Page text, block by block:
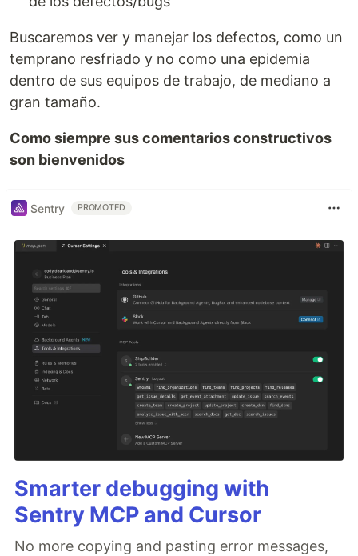
Buscaremos ver y manejar los defectos, como un
temprano resfriado y no como una epidemia
dentro de sus equipos de trabajo, de mediano a
gran tamaño.
Como siempre sus comentarios constructivos
son bienvenidos
Sentry PROMOTED
Smarter debugging with
Sentry MCP and Cursor
No more copying and pasting error messages,